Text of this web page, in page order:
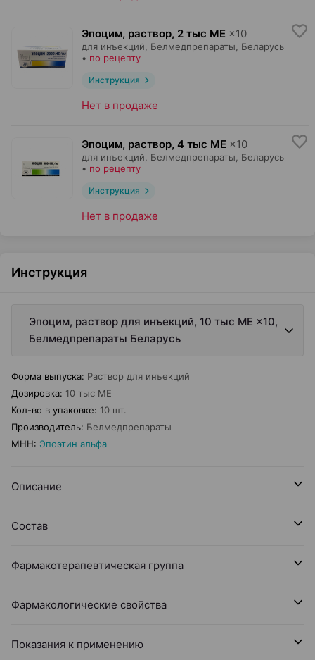
Эпоцим, раствор, 2 тыс МЕ ×10
для инъекций, Белмедпрепараты , Беларусь
• по рецепту
Инструкция
Нет в продаже
Эпоцим, раствор, 4 тыс МЕ ×10
для инъекций, Белмедпрепараты , Беларусь
• по рецепту
Инструкция
Нет в продаже
Инструкция
Эпоцим, раствор для инъекций, 10 тыс МЕ ×10,
Белмедпрепараты Беларусь
Форма выпуска: Раствор для инъекций
Дозировка: 10 тыс МЕ
Кол-во в упаковке: 10 шт.
Производитель: Белмедпрепараты
МНН: Эпоэтин альфа
Описание
Состав
Фармакотерапевтическая группа
Фармакологические свойства
Показания к применению